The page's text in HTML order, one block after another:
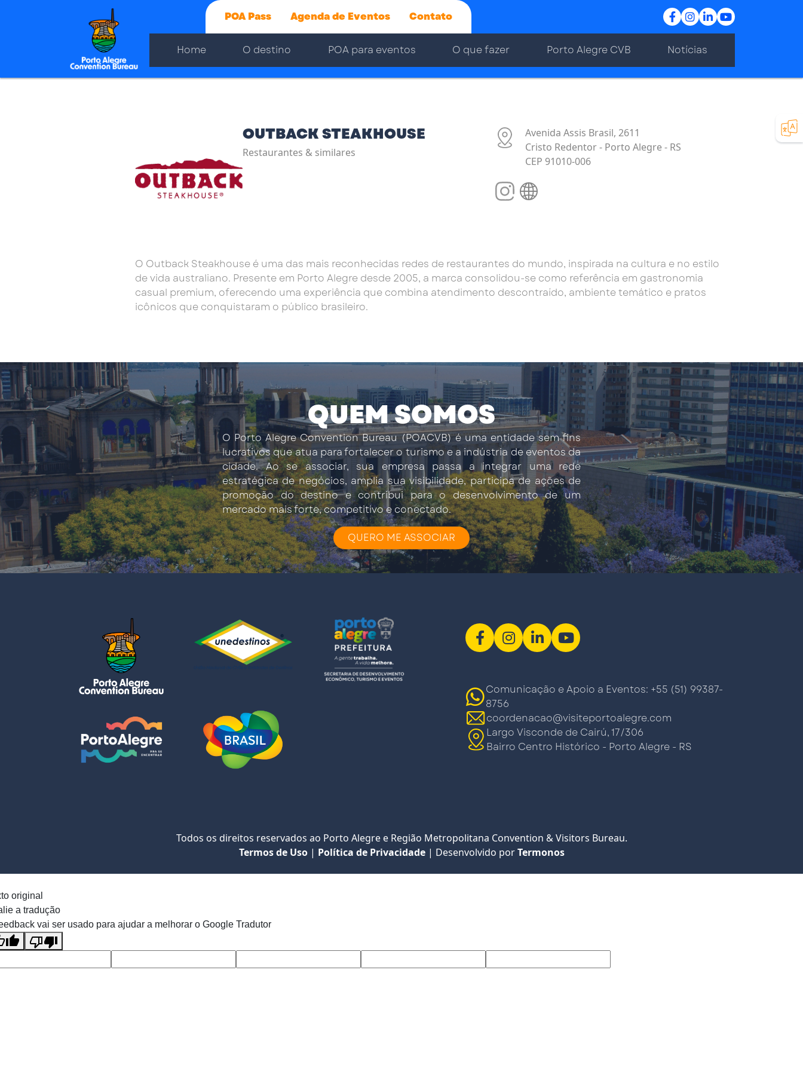
Home O destino POA para eventos O que fazer Porto Alegre CVB Notícias
POA Pass Agenda de Eventos Contato
OUTBACK STEAKHOUSE
Restaurantes & similares
Avenida Assis Brasil, 2611
Cristo Redentor - Porto Alegre - RS
CEP 91010-006
O Outback Steakhouse é uma das mais reconhecidas redes de restaurantes do mundo, inspirada na cultura e no estilo
de vida australiano. Presente em Porto Alegre desde 2005, a marca consolidou-se como referência em gastronomia
casual premium, oferecendo uma experiência que combina atendimento descontraído, ambiente temático e pratos
icônicos que conquistaram o público brasileiro.
QUEM SOMOS
O Porto Alegre Convention Bureau (POACVB) é uma entidade sem fins
lucrativos que atua para fortalecer o turismo e a indústria de eventos da
cidade. Ao se associar, sua empresa passa a integrar uma rede
estratégica de negócios, amplia sua visibilidade, participa de ações de
promoção do destino e contribui para o desenvolvimento de um
mercado mais forte, competitivo e conectado.
QUERO ME ASSOCIAR
Comunicação e Apoio a Eventos: +55 (51) 99387-
8756
coordenacao@visiteportoalegre.com
Largo Visconde de Cairú, 17/306
Bairro Centro Histórico - Porto Alegre - RS
Todos os direitos reservados ao Porto Alegre e Região Metropolitana Convention & Visitors Bureau.
Termos de Uso| Política de Privacidade| Desenvolvido porTermonos
original
a tradução
vai ser usado para ajudar a melhorar o Google Tradutor